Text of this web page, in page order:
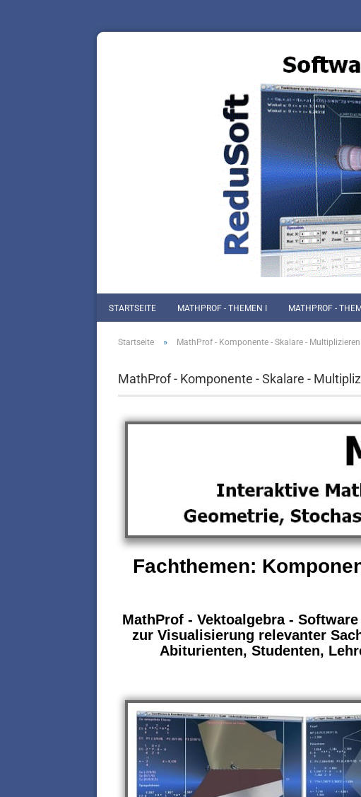
STARTSEITE MATHPROF - THEMEN I MATHPROF -
Startseite » MathProf - Komponente - Skalare - Multiplizieren
MathProf - Komponente - Skalare -
Fachthemen:
MathProf - Vektoalgebra -
zur Visualisierung relevanter
Abiturienten, Studenten,